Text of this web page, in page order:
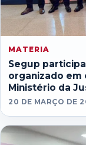
MATERIA
Segup
organizado
Ministério da
20 DE MARÇO DE